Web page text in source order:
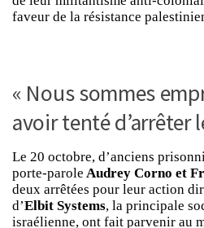
faveur de la résistance
« Nous sommes
avoir tenté d’arrêter
Le 20 octobre, d’anciens
porte-parole Audrey Corno et
deux arrêtées pour leur action
d’Elbit Systems, la principale
israélienne, ont fait parvenir au